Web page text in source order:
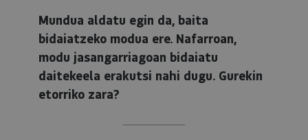
Mundua aldatu egin da, baita
bidaiatzeko modua ere. Nafarroan,
modu jasangarriagoan bidaiatu
daitekeela erakutsi nahi dugu. Gurekin
etorriko zara?